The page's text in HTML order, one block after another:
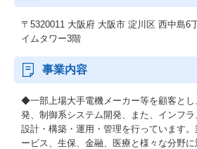
〒5320011 大阪府 大阪市 淀川区 西中島6
イムタワー3階
事業内容
◆一部上場大手電機メーカー等を顧客とし
発、制御系システム開発、また、インフ
設計・構築・運用・管理を行っています
ービス、生保、金融、医療と様々な分野